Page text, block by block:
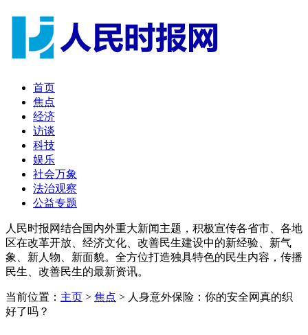
首页
焦点
经济
访谈
科技
娱乐
社会万象
法治观察
公益专题
人民时报网结合国内外重大新闻主题，积极宣传各省市、各地
区在改革开放、经济文化、改善民生建设中的新经验、新气
象、新人物、新面貌。全方位打造独具特色的民生内容，传播
民生、改善民生的最新资讯。
当前位置： 主页 > 焦点 > 人身意外保险：你的安全网真的织
好了吗？